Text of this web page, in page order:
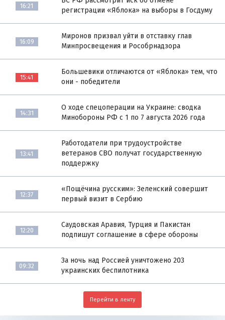
16:21
регистрации «Яблока» на выборы в Госдуму
16:09
Миронов призвал уйти в отставку глав
Минпросвещения и Рособрнадзора
15:41
Большевики отличаются от «Яблока» тем, что
они - победители
14:31
О ходе спецоперации на Украине: сводка
Минобороны РФ с 1 по 7 августа 2026 года
13:41
Работодатели при трудоустройстве
ветеранов СВО получат государственную
поддержку
12:37
«Пощёчина русским»: Зеленский совершит
первый визит в Сербию
12:20
Саудовская Аравия, Турция и Пакистан
подпишут соглашение в сфере обороны
09:32
За ночь над Россией уничтожено 203
украинских беспилотника
Перейти в ленту